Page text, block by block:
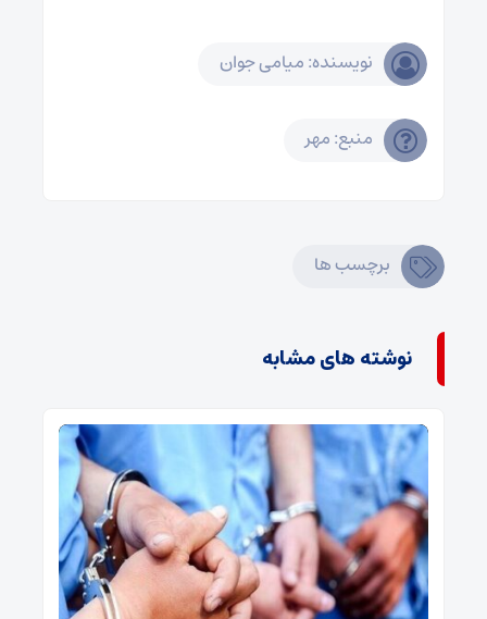
نویسنده: میامی جوان
منبع: مهر
برچسب ها
نوشته های مشابه